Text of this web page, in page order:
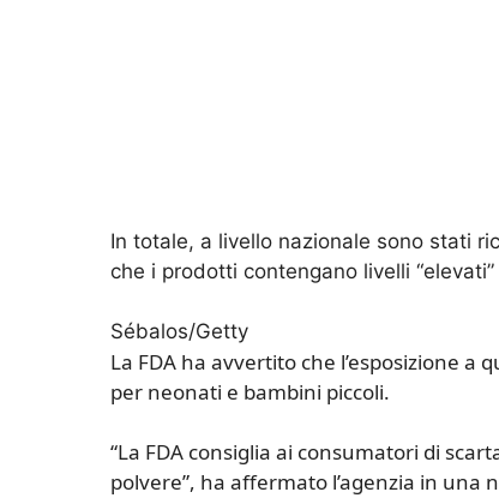
In totale, a livello nazionale sono stati
che i prodotti contengano livelli
Sébalos/Getty
La FDA ha avvertito che l’esposizione a
per neonati e bambini piccoli.
“La FDA consiglia ai consumatori di
polvere”, ha affermato l’agenzia in una